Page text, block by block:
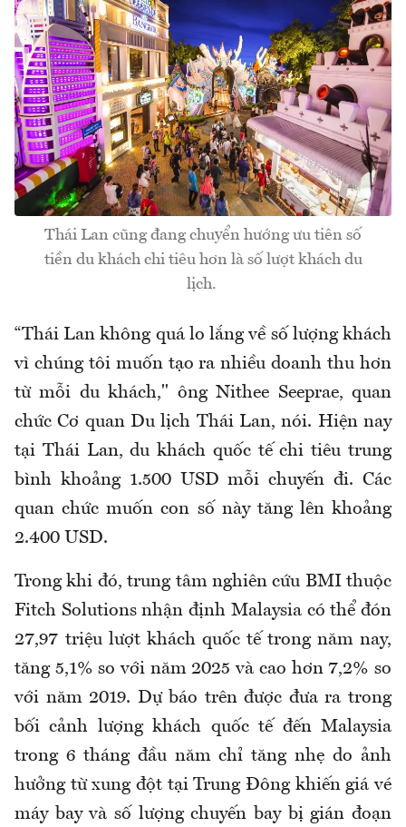
Thái Lan cũng đang chuyển hướng ưu tiên số
tiền du khách chi tiêu hơn là số lượt khách du
lịch.
“Thái Lan không quá lo lắng về số lượng khách
vì chúng tôi muốn tạo ra nhiều doanh thu hơn
từ mỗi du khách," ông Nithee Seeprae, quan
chức Cơ quan Du lịch Thái Lan, nói. Hiện nay
tại Thái Lan, du khách quốc tế chi tiêu trung
bình khoảng 1.500 USD mỗi chuyến đi. Các
quan chức muốn con số này tăng lên khoảng
2.400 USD.
Trong khi đó, trung tâm nghiên cứu BMI thuộc
Fitch Solutions nhận định Malaysia có thể đón
27,97 triệu lượt khách quốc tế trong năm nay,
tăng 5,1% so với năm 2025 và cao hơn 7,2% so
với năm 2019. Dự báo trên được đưa ra trong
bối cảnh lượng khách quốc tế đến Malaysia
trong 6 tháng đầu năm chỉ tăng nhẹ do ảnh
hưởng từ xung đột tại Trung Đông khiến giá vé
máy bay và số lượng chuyến bay bị gián đoạn